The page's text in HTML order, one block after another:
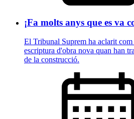
¡Fa molts anys que es va
El Tribunal Suprem ha aclarit
escriptura d'obra nova quan han
de la construcció.